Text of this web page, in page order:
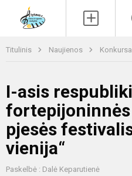
Titulinis Naujienos
I-asis
pjesės
vienija“
Paskelbė : Dalė Keparutienė